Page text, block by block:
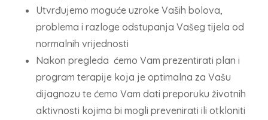
Utvrđujemo moguće uzroke Vaših bolova,
problema i razloge odstupanja Vašeg tijela od
normalnih vrijednosti
Nakon pregleda ćemo Vam prezentirati plan i
program terapije koja je optimalna za Vašu
dijagnozu te ćemo Vam dati preporuku životnih
aktivnosti kojima bi mogli prevenirati ili otkloniti